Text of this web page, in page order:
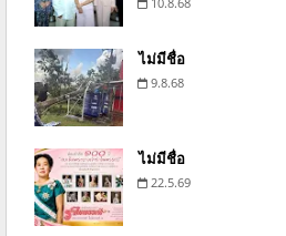
ไม่มีชื่อ
9.8.68
ไม่มีชื่อ
22.5.69